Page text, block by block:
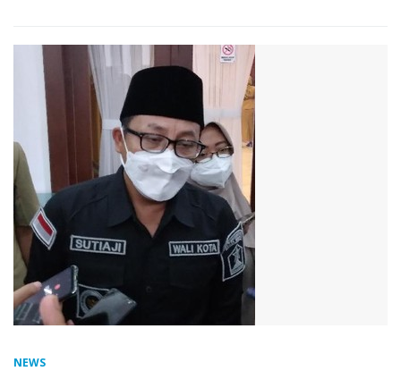
NEWS